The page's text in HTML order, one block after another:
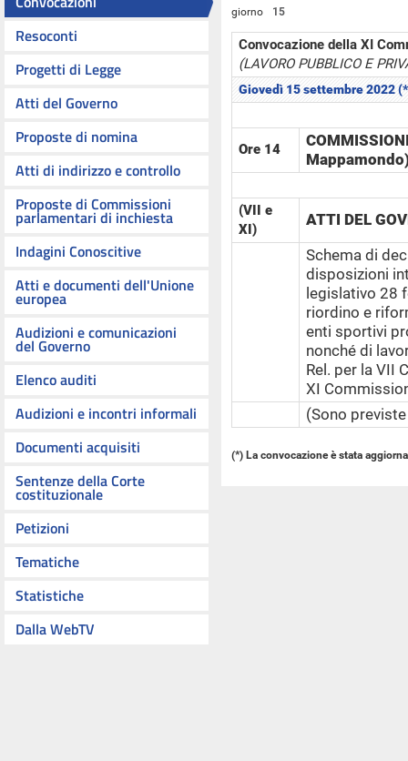
Resoconti
Progetti di Legge
Atti del Governo
Proposte di nomina
Atti di indirizzo e controllo
Proposte di Commissioni
parlamentari di inchiesta
Indagini Conoscitive
Atti e documenti dell'Unione
europea
Audizioni e comunicazioni
del Governo
Elenco auditi
Audizioni e incontri informali
Documenti acquisiti
Sentenze della Corte
costituzionale
Petizioni
Tematiche
Statistiche
Dalla WebTV
giorno 15
Convocazione della XI
(LAVORO PUBBLICO E
Giovedì 15 settembre 2022
Ore 14
(VII e
XI)
ATTI DEL
Schema di
disposizioni
legislativo 28
riordino e
enti sportivi
nonché di
Rel. per la VII
XI
(Sono
(*) La convocazione è stata